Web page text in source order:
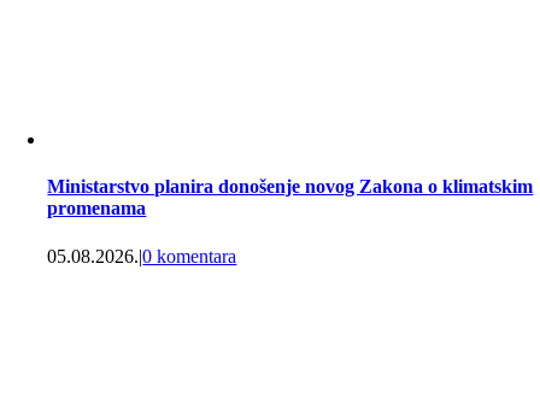
Ministarstvo planira donošenje novog Zakona o klimatskim
promenama
05.08.2026.|0 komentara